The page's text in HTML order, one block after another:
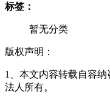
标签：
暂无分类
版权声明：
1、本文内容转载自容
法人所有。